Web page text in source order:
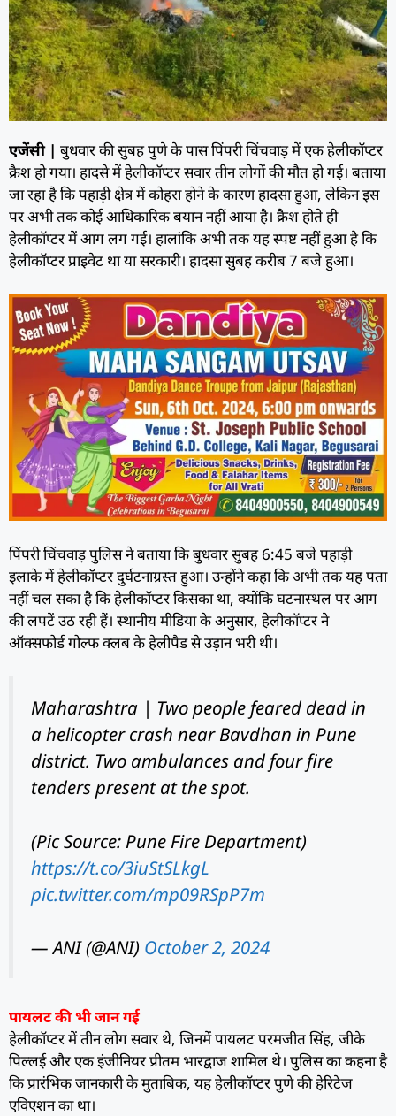
एजेंसी | बुधवार की सुबह पुणे के पास पिंपरी चिंचवाड़ में एक हेलीकॉप्टर
क्रैश हो गया। हादसे में हेलीकॉप्टर सवार तीन लोगों की मौत हो गई। बताया
जा रहा है कि पहाड़ी क्षेत्र में कोहरा होने के कारण हादसा हुआ, लेकिन इस
पर अभी तक कोई आधिकारिक बयान नहीं आया है। क्रैश होते ही
हेलीकॉप्टर में आग लग गई। हालांकि अभी तक यह स्पष्ट नहीं हुआ है कि
हेलीकॉप्टर प्राइवेट था या सरकारी। हादसा सुबह करीब 7 बजे हुआ।
पिंपरी चिंचवाड़ पुलिस ने बताया कि बुधवार सुबह 6:45 बजे पहाड़ी
इलाके में हेलीकॉप्टर दुर्घटनाग्रस्त हुआ। उन्होंने कहा कि अभी तक यह पता
नहीं चल सका है कि हेलीकॉप्टर किसका था, क्योंकि घटनास्थल पर आग
की लपटें उठ रही हैं। स्थानीय मीडिया के अनुसार, हेलीकॉप्टर ने
ऑक्सफोर्ड गोल्फ क्लब के हेलीपैड से उड़ान भरी थी।
Maharashtra | Two people feared dead in
a helicopter crash near Bavdhan in Pune
district. Two ambulances and four fire
tenders present at the spot.
(Pic Source: Pune Fire Department)
https://t.co/3iuStSLkgL
pic.twitter.com/mp09RSpP7m
— ANI (@ANI) October 2, 2024
पायलट की भी जान गई
हेलीकॉप्टर में तीन लोग सवार थे, जिनमें पायलट परमजीत सिंह, जीके
पिल्लई और एक इंजीनियर प्रीतम भारद्वाज शामिल थे। पुलिस का कहना है
कि प्रारंभिक जानकारी के मुताबिक, यह हेलीकॉप्टर पुणे की हेरिटेज
एविएशन का था।